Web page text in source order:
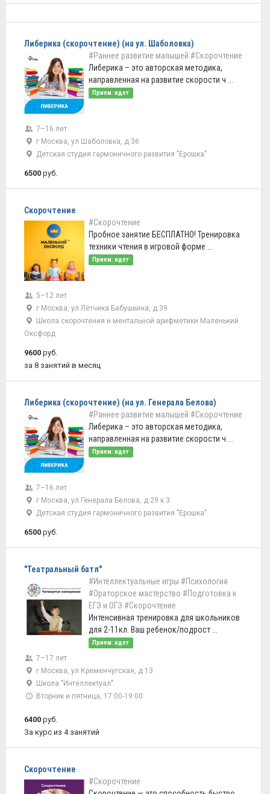
Либерика (скорочтение) (на ул. Шаболовка)
#Раннее развитие малышей #Скорочтение
Либерика – это авторская методика,
направленная на развитие скорости ч ...
Прием: идет
7–16 лет
г Москва, ул Шаболовка, д 36
Детская студия гармоничного развития "Ерошка"
6500 руб.
Скорочтение
#Скорочтение
Пробное занятие БЕСПЛАТНО! Тренировка
техники чтения в игровой форме ...
Прием: идет
5–12 лет
г Москва, ул Лётчика Бабушкина, д 39
Школа скорочтения и ментальной арифметики Маленький
Оксфорд
9600 руб.
за 8 занятий в месяц
Либерика (скорочтение) (на ул. Генерала Белова)
#Раннее развитие малышей #Скорочтение
Либерика – это авторская методика,
направленная на развитие скорости ч ...
Прием: идет
7–16 лет
г Москва, ул Генерала Белова, д 29 к 3
Детская студия гармоничного развития "Ерошка"
6500 руб.
"Театральный батл"
#Интеллектуальные игры #Психология
#Ораторское мастерство #Подготовка к
ЕГЭ и ОГЭ #Скорочтение
Интенсивная тренировка для школьников
для 2-11кл. Ваш ребенок/подрост ...
Прием: идет
7–17 лет
г Москва, ул Кременчугская, д 13
Школа "Интеллектуал"
Вторник и пятница, 17:00-19:00
6400 руб.
За курс из 4 занятий
Скорочтение
#Скорочтение